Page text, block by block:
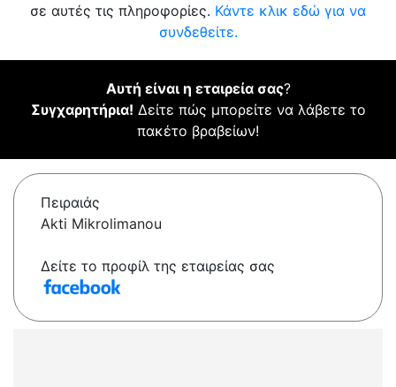
σε αυτές τις πληροφορίες. Κάντε κλικ εδώ για να
συνδεθείτε.
Αυτή είναι η εταιρεία σας?
Συγχαρητήρια! Δείτε πώς μπορείτε να λάβετε το
πακέτο βραβείων!
Πειραιάς
Akti Mikrolimanou
Δείτε το προφίλ της εταιρείας σας